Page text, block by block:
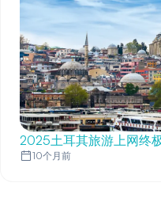
2025土耳其旅游上网终
10个月前